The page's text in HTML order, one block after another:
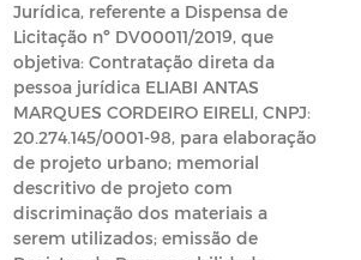
Jurídica, referente a Dispensa de
Licitação nº DV00011/2019, que
objetiva: Contratação direta da
pessoa jurídica ELIABI ANTAS
MARQUES CORDEIRO EIRELI, CNPJ:
20.274.145/0001-98, para elaboração
de projeto urbano; memorial
descritivo de projeto com
discriminação dos materiais a
serem utilizados; emissão de